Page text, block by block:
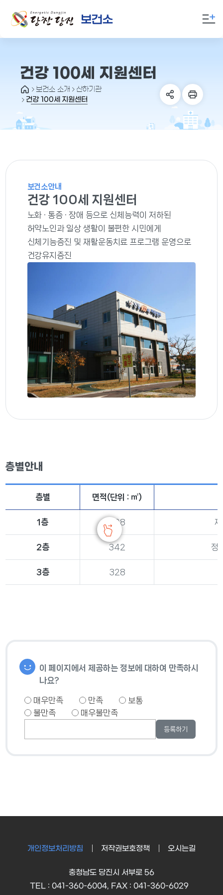
건강 100세 지원센터
보건소 소개 산하기관
건강 100세 지원센터
보건소안내
건강 100세 지원센터
노화 · 통증 · 장애 등으로 신체능력이 저하된
허약노인과 일상 생활이 불편한 시민에게
신체기능증진 및 재활운동치료 프로그램 운영으로
건강유지증진
층별안내
층별 면적(단위 : ㎡)
1층 328
2층 342 정
3층 328
이 페이지에서 제공하는 정보에 대하여 만족하시
나요?
매우만족 만족
보통
불만족
매우불만족
세
개인정보처리방침 저작권보호정책 오시는길
충청남도 당진시 서부로 56
TEL : 041-360-6004, FAX : 041-360-6029